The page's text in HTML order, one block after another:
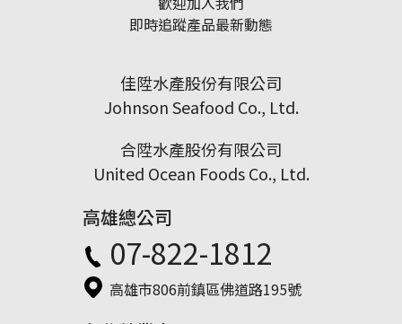
即時追蹤產品最新動態
佳陞水產股份有限公司
Johnson Seafood Co., Ltd.
合陞水產股份有限公司
United Ocean Foods Co., Ltd.
高雄總公司
07-822-1812
高雄市806前鎮區佛道路195號